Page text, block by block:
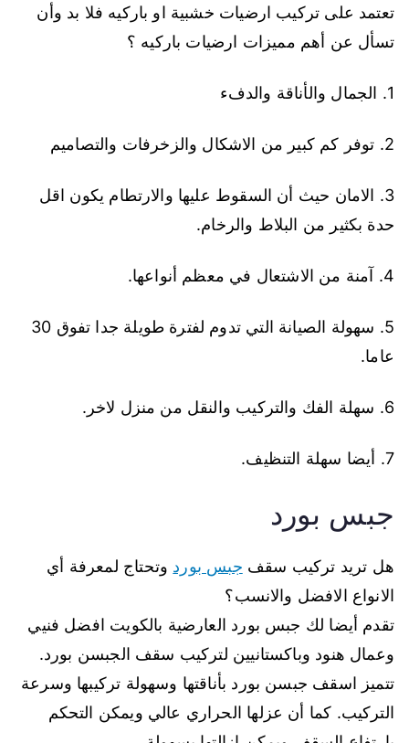
تعتمد على تركيب ارضيات خشبية او باركيه فلا بد وأن
تسأل عن أهم مميزات ارضيات باركيه ؟
1. الجمال والأناقة والدفء
2. توفر كم كبير من الاشكال والزخرفات والتصاميم
3. الامان حيث أن السقوط عليها والارتطام يكون اقل
حدة بكثير من البلاط والرخام.
4. آمنة من الاشتعال في معظم أنواعها.
5. سهولة الصيانة التي تدوم لفترة طويلة جدا تفوق 30
عاما.
6. سهلة الفك والتركيب والنقل من منزل لاخر.
7. أيضا سهلة التنظيف.
جبس بورد
هل تريد تركيب سقف جبس بورد وتحتاج لمعرفة أي
الانواع الافضل والانسب؟
تقدم أيضا لك جبس بورد العارضية بالكويت افضل فنيي
وعمال هنود وباكستانيين لتركيب سقف الجبسن بورد.
تتميز اسقف جبسن بورد بأناقتها وسهولة تركيبها وسرعة
التركيب. كما أن عزلها الحراري عالي ويمكن التحكم